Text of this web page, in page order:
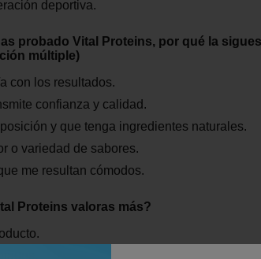
deportiva.
probado Vital Proteins, por qué la sigues
múltiple)
con los resultados.
confianza y calidad.
y que tenga ingredientes naturales.
o variedad de sabores.
me resultan cómodos.
Proteins valoras más?